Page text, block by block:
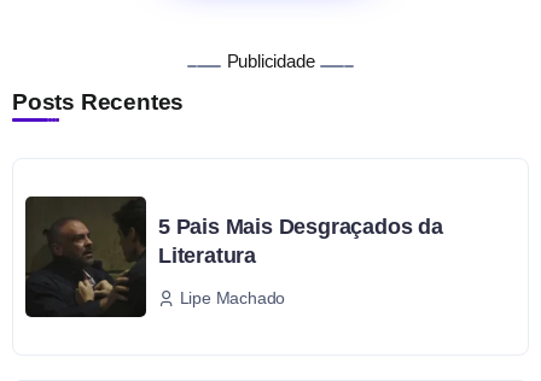
Publicidade
Posts Recentes
5 Pais Mais Desgraçados da
Literatura
Lipe Machado